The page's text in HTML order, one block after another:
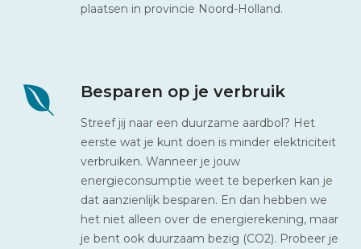
plaatsen in provincie Noord-Holland.
Besparen op je verbruik
Streef jij naar een duurzame aardbol? Het
eerste wat je kunt doen is minder elektriciteit
verbruiken. Wanneer je jouw
energieconsumptie weet te beperken kan je
dat aanzienlijk besparen. En dan hebben we
het niet alleen over de energierekening, maar
je bent ook duurzaam bezig (CO2). Probeer je